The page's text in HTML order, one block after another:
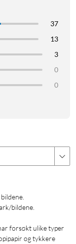
37
13
3
0
0
bildene.
forsøkt ulike typer
og tykkere